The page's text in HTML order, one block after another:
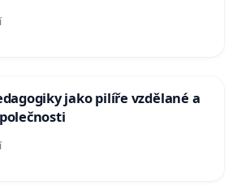
jako pilíře vzdělané a